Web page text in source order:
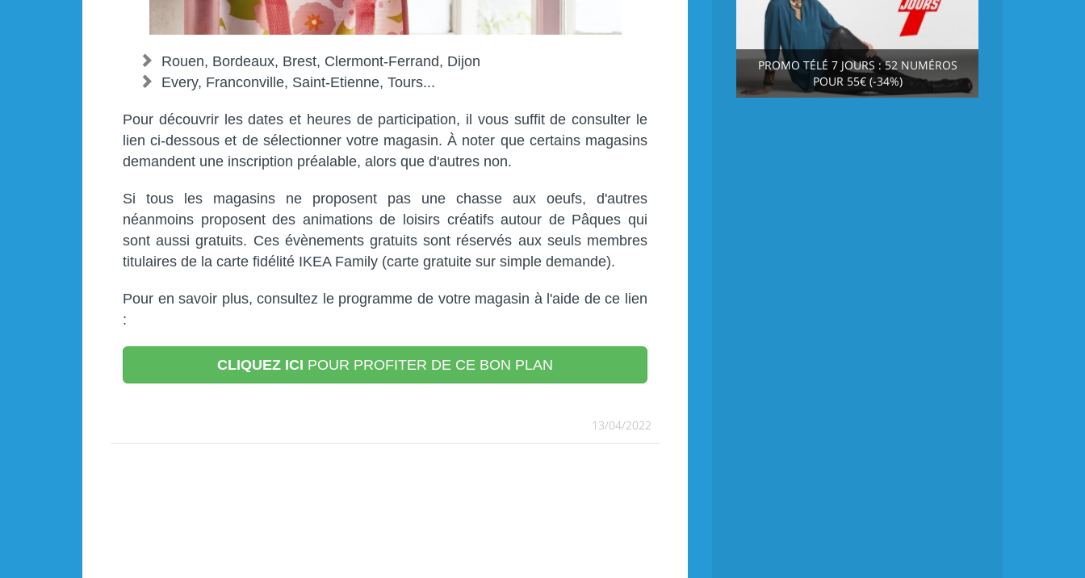
Rouen, Bordeaux, Brest, Clermont-Ferrand, Dijon
Every, Franconville, Saint-Etienne, Tours...
Pour découvrir les dates et heures de participation, il vous suffit de consulter le
lien ci-dessous et de sélectionner votre magasin. À noter que certains magasins
demandent une inscription préalable, alors que d'autres non.
Si tous les magasins ne proposent pas une chasse aux oeufs, d'autres
néanmoins proposent des animations de loisirs créatifs autour de Pâques qui
sont aussi gratuits. Ces évènements gratuits sont réservés aux seuls membres
titulaires de la carte fidélité IKEA Family (carte gratuite sur simple demande).
Pour en savoir plus, consultez le programme de votre magasin à l'aide de ce lien
:
CLIQUEZ ICI POUR PROFITER DE CE BON PLAN
13/04/2022
PROMO TÉLÉ 7 JOURS : 52 NUMÉROS
POUR 55€ (-34%)